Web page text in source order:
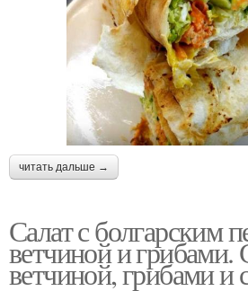
читать дальше →
Салат с болгарским
ветчиной и грибами.
ветчиной, грибами и